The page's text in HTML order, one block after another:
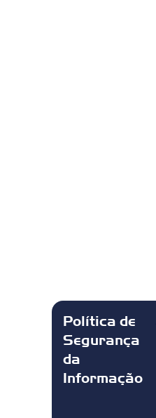
Política de
Segurança
da
Informação